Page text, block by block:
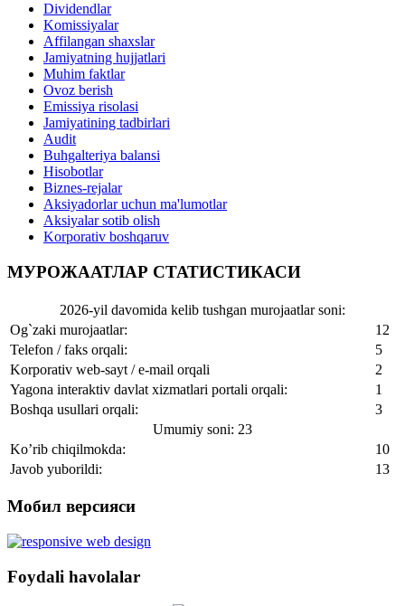
Dividendlar
Komissiyalar
Affilangan shaxslar
Jamiyatning hujjatlari
Muhim faktlar
Ovoz berish
Emissiya risolasi
Jamiyatining tadbirlari
Audit
Buhgalteriya balansi
Hisobotlar
Biznes-rejalar
Aksiyadorlar uchun ma'lumotlar
Aksiyalar sotib olish
Korporativ boshqaruv
МУРОЖААТЛАР СТАТИСТИКАСИ
2026-yil davomida kelib tushgan murojaatlar soni:
Og`zaki murojaatlar:
12
Telefon / faks orqali:
5
Korporativ web-sayt / e-mail orqali
2
Yagona interaktiv davlat xizmatlari portali orqali:
1
Boshqa usullari orqali:
3
Umumiy soni: 23
Ko’rib chiqilmokda:
10
Javob yuborildi:
13
Мобил версияси
Foydali havolalar